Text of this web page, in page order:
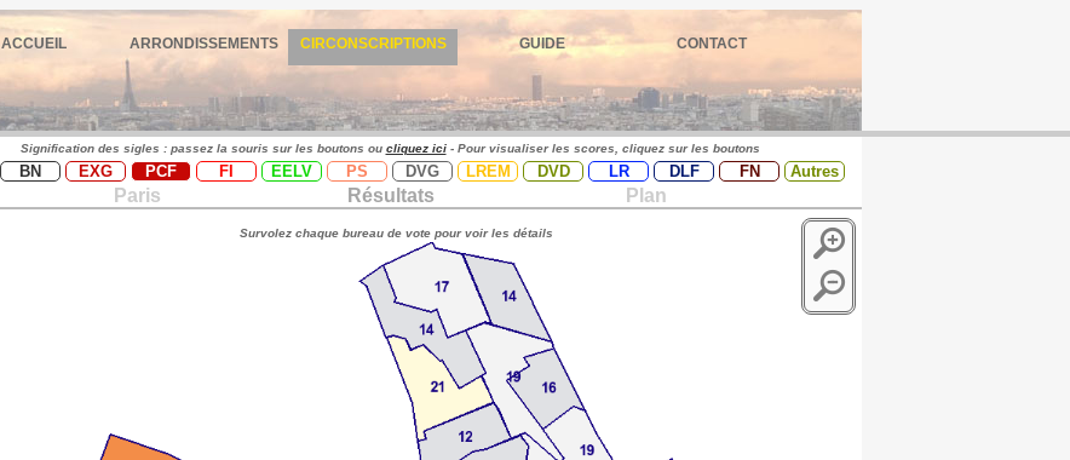
ACCUEIL ARRONDISSEMENTS CIRCONSCRIPTIONS GUIDE CONTACT
Signification des sigles : passez la souris sur les boutons ou cliquez ici- Pour visualiser les scores, cliquez sur les boutons
BN EXG PCF FI EELV PS DVG LREM DVD LR DLF FN Autres
Paris Résultats Plan
Survolez chaque bureau de vote pour voir les détails